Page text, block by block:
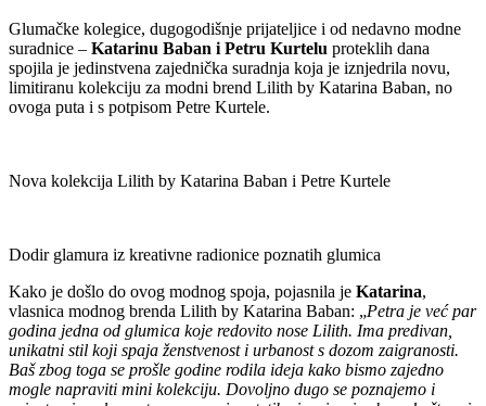
Glumačke kolegice, dugogodišnje prijateljice i od nedavno modne
suradnice – Katarinu Baban i Petru Kurtelu proteklih dana
spojila je jedinstvena zajednička suradnja koja je iznjedrila novu,
limitiranu kolekciju za modni brend Lilith by Katarina Baban, no
ovoga puta i s potpisom Petre Kurtele.
Nova kolekcija Lilith by Katarina Baban i Petre Kurtele
Dodir glamura iz kreativne radionice poznatih glumica
Kako je došlo do ovog modnog spoja, pojasnila je Katarina,
vlasnica modnog brenda Lilith by Katarina Baban: „Petra je već par
godina jedna od glumica koje redovito nose Lilith. Ima predivan,
unikatni stil koji spaja ženstvenost i urbanost s dozom zaigranosti.
Baš zbog toga se prošle godine rodila ideja kako bismo zajedno
mogle napraviti mini kolekciju. Dovoljno dugo se poznajemo i